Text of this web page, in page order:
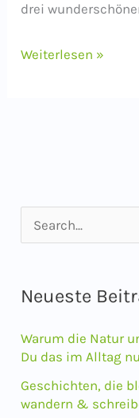
drei
Rückblick:
Allgäu
Weiterlesen »
u
h
n
n
a
Neueste
Warum die Natur
Du das im Alltag
Geschichten, die
wandern &